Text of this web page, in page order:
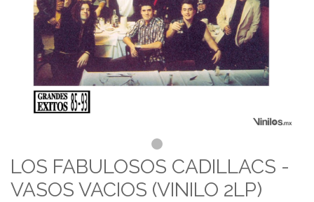
LOS FABULOSOS CADILLACS -
VASOS VACIOS (VINILO 2LP)